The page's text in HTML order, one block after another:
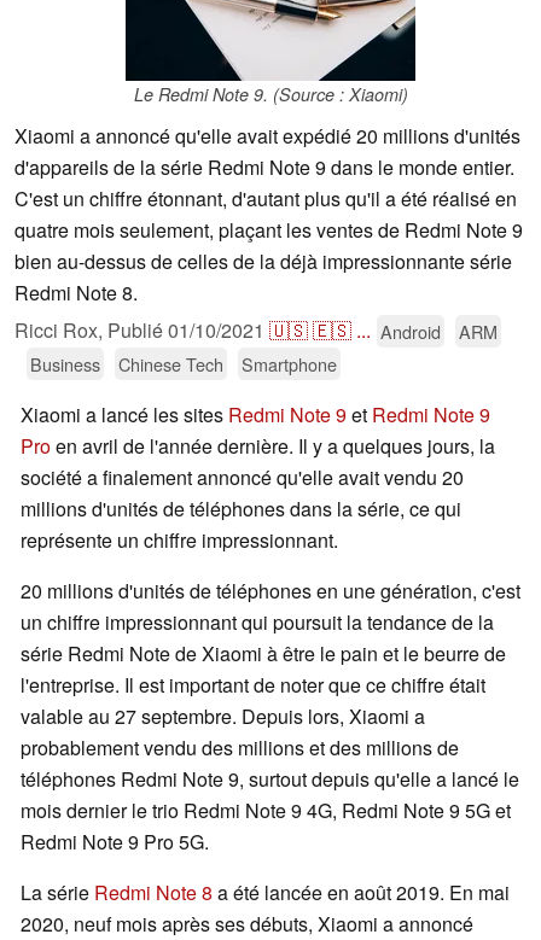
Le Redmi Note 9. (Source : Xiaomi)
Xiaomi a annoncé qu'elle avait expédié 20 millions d'unités
d'appareils de la série Redmi Note 9 dans le monde entier.
C'est un chiffre étonnant, d'autant plus qu'il a été réalisé en
quatre mois seulement, plaçant les ventes de Redmi Note 9
bien au-dessus de celles de la déjà impressionnante série
Redmi Note 8.
Ricci Rox, Publié01/10/2021 🇺🇸🇪🇸 ... Android
ARM
Business
Chinese Tech Smartphone
Xiaomi a lancé les sites Redmi Note 9et Redmi Note 9
Proen avril de l'année dernière. Il y a quelques jours, la
société a finalement annoncé qu'elle avait vendu 20
millions d'unités de téléphones dans la série, ce qui
représente un chiffre impressionnant.
20 millions d'unités de téléphones en une génération, c'est
un chiffre impressionnant qui poursuit la tendance de la
série Redmi Note de Xiaomi à être le pain et le beurre de
l'entreprise. Il est important de noter que ce chiffre était
valable au 27 septembre. Depuis lors, Xiaomi a
probablement vendu des millions et des millions de
téléphones Redmi Note 9, surtout depuis qu'elle a lancé le
mois dernier le trio Redmi Note 9 4G, Redmi Note 9 5G et
Redmi Note 9 Pro 5G.
La série Redmi Note 8 a été lancée en août 2019. En mai
2020, neuf mois après ses débuts, Xiaomi a annoncé